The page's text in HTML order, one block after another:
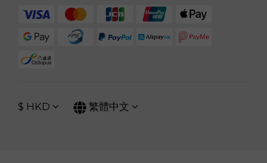
$ HKD 繁體中文